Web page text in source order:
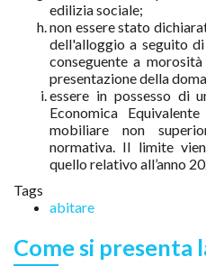
edilizia sociale;
non essere stato
dell'alloggio a seguito
conseguente a
presentazione della
essere in possesso di
Economica
mobiliare non
normativa. Il limite
quello relativo all’anno
Tags
abitare
Come si presenta